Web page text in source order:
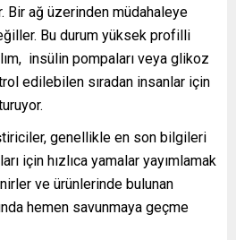
Bir ağ üzerinden müdahaleye
Bu durum yüksek profilli
insülin pompaları veya glikoz
edilebilen sıradan insanlar için
genellikle en son bilgileri
için hızlıca yamalar yayımlamak
ve ürünlerinde bulunan
hemen savunmaya geçme